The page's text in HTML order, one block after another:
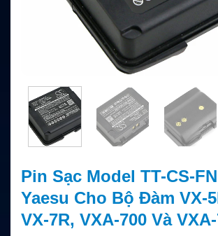
Pin Sạc Model TT-CS-
Yaesu Cho Bộ Đàm VX-
VX-7R, VXA-700 Và